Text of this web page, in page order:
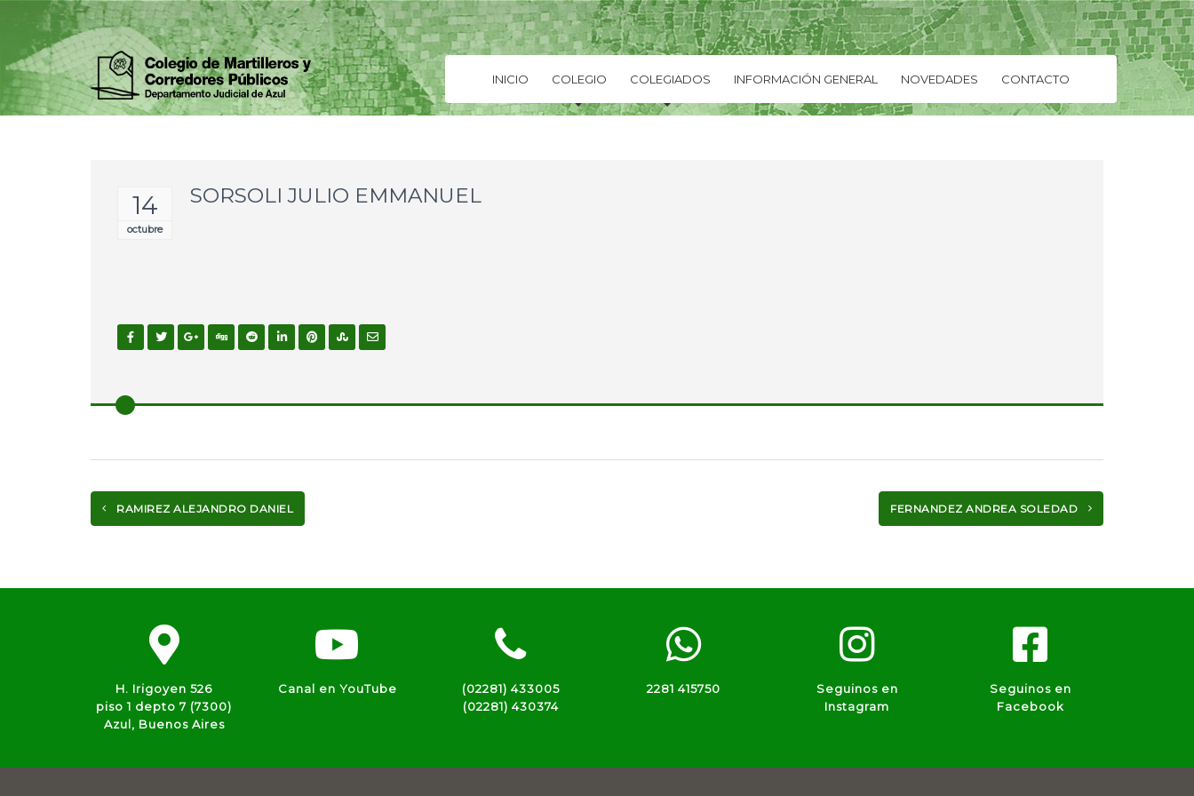
INICIO COLEGIO COLEGIADOS INFORMACIÓN GENERAL NOVEDADES CONTACTO
14
octubre
SORSOLI JULIO EMMANUEL
RAMIREZ ALEJANDRO DANIEL FERNANDEZ ANDREA SOLEDAD
H. Irigoyen 526
piso 1 depto 7 (7300)
Azul, Buenos Aires
Canal en YouTube
(02281) 433005
(02281) 430374
2281 415750
Seguinos en
Instagram
Seguinos en
Facebook